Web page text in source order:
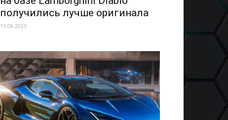
получились лучше оригинала
13.08.2025